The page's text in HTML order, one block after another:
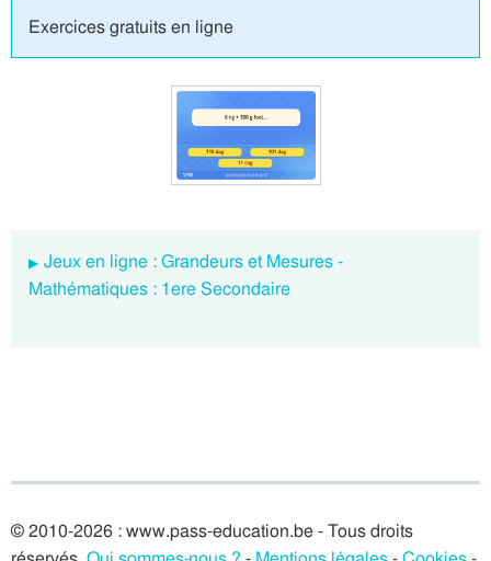
Exercices gratuits en ligne
Jeux en ligne : Grandeurs et Mesures -
Mathématiques : 1ere Secondaire
© 2010-2026 : www.pass-education.be - Tous droits